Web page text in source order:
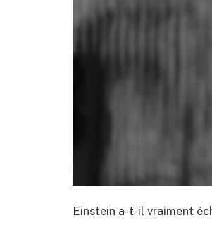
Einstein a-t-il vraiment